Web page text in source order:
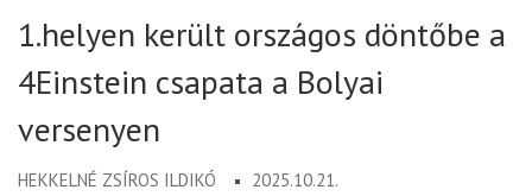
Gimnázium és Kollégium
1.helyen került országos döntőbe a
4Einstein csapata a Bolyai
versenyen
HEKKELNÉ ZSÍROS ILDIKÓ 2025.10.21.